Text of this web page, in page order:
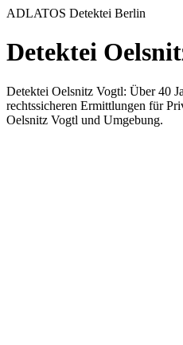
ADLATOS Detektei Berlin
Detektei
Detektei Oelsnitz Vogtl: Über 40
rechtssicheren Ermittlungen für
Oelsnitz Vogtl und Umgebung.